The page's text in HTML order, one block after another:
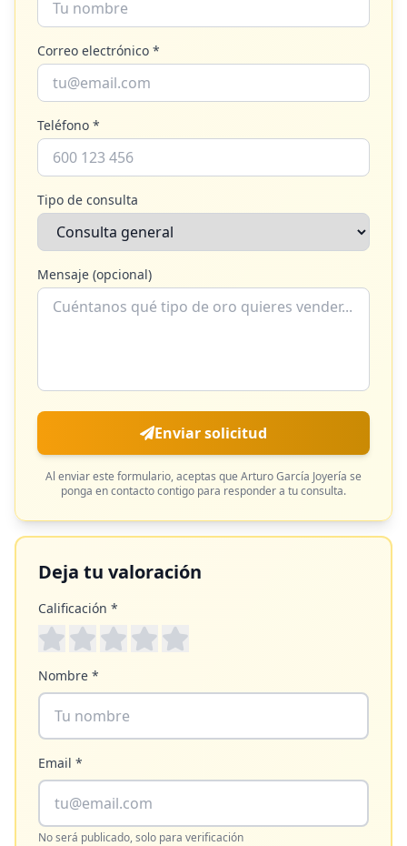
Correo electrónico *
Teléfono *
Tipo de consulta
Mensaje (opcional)
Enviar solicitud
Al enviar este formulario, aceptas que Arturo García Joyería se
ponga en contacto contigo para responder a tu consulta.
Deja tu valoración
Calificación *
Nombre *
Email *
No será publicado, solo para verificación